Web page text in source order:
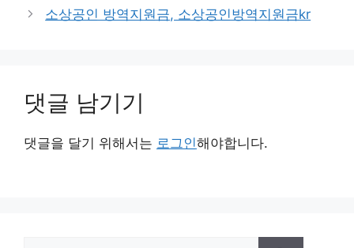
소상공인 방역지원금, 소상공인방역지원금kr
댓글 남기기
댓글을 달기 위해서는 로그인해야합니다.